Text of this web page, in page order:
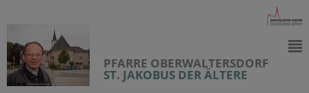
PFARRE OBERWALTERSDORF
ST. JAKOBUS DER ÄLTERE